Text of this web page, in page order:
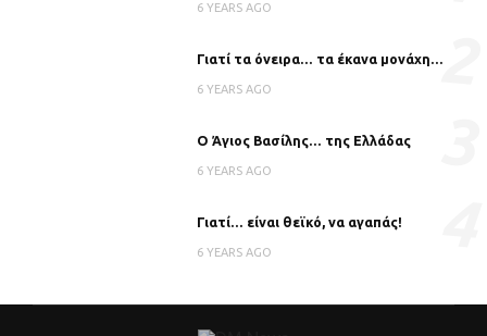
6 YEARS AGO
Γιατί τα όνειρα… τα έκανα μονάχη…
6 YEARS AGO 2
Ο Άγιος Βασίλης… της Ελλάδας
6 YEARS AGO
Γιατί… είναι θεϊκό, να αγαπάς!
6 YEARS AGO